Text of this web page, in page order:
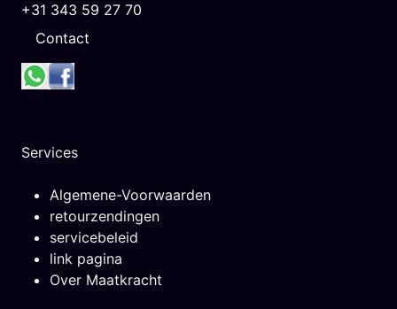
+31 343 59 27 70
Contact
Services
Algemene-Voorwaarden
retourzendingen
servicebeleid
link pagina
Over Maatkracht